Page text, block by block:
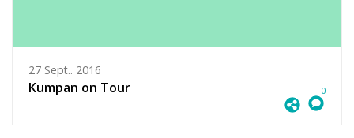
27 Sept.. 2016
Kumpan on Tour 0